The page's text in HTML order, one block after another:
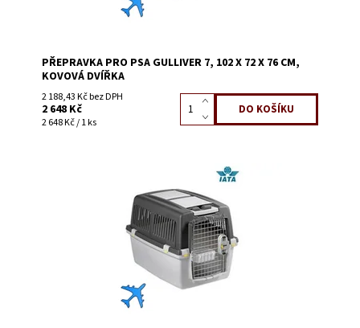
PŘEPRAVKA PRO PSA GULLIVER 7, 102 X 72 X 76 CM,
KOVOVÁ DVÍŘKA
2 188,43 Kč bez DPH
2 648 Kč
2 648 Kč / 1 ks
Skladem 10
56524